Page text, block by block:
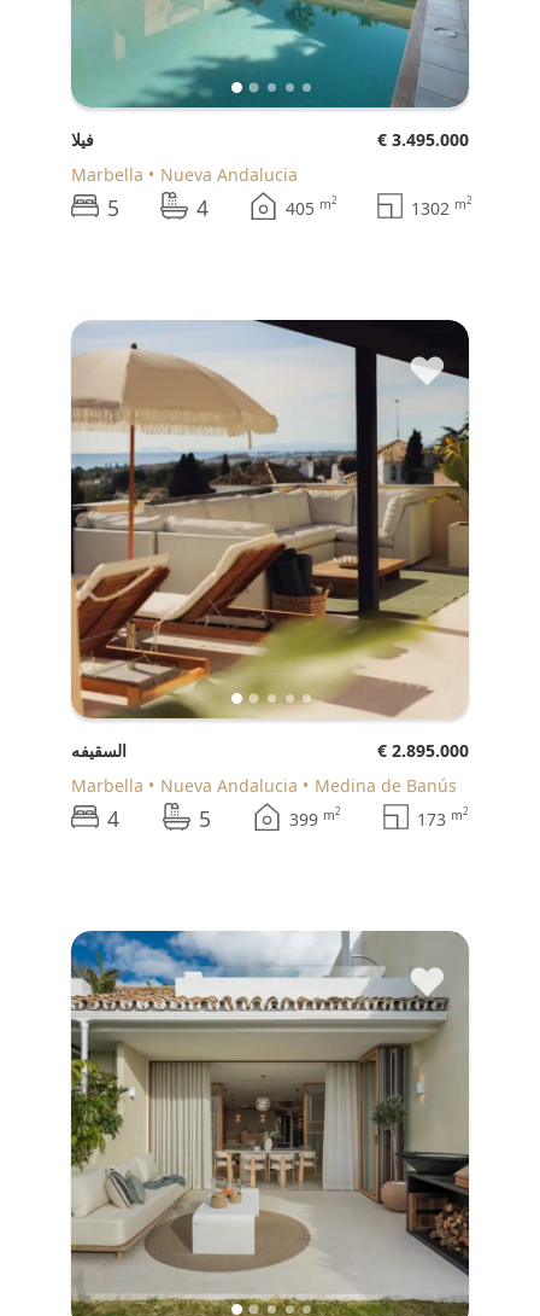
فيلا
€ 3.495.000
Marbella
Nueva Andalucia
5 4 405 m2 1302 m2
♥
السقيفه
€ 2.895.000
Marbella
Nueva Andalucia Medina de Banús
4 5 399 m2 173 m2
♥